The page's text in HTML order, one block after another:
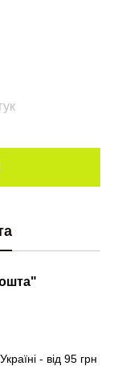
- від 95 грн